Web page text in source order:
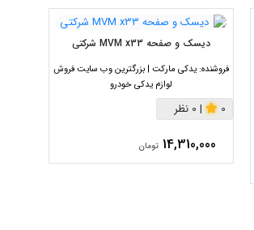
دیسک و صفحه MVM x33 شرکتی
فروشنده: یدکی مارکت | بزرگترین وب سایت فروش
لوازم یدکی خودرو
0
| 0 نظر
14,310,000 تومان